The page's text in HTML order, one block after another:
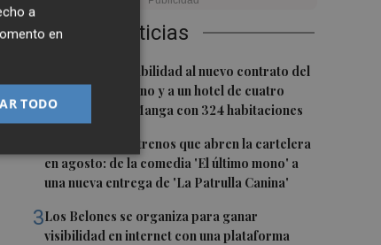
Últimas Noticias
San Javier da viabilidad al nuevo contrato del
transporte urbano y a un hotel de cuatro
estrellas en La Manga con 324 habitaciones
Estos son los estrenos que abren la cartelera
en agosto: de la comedia 'El último mono' a
una nueva entrega de 'La Patrulla Canina'
3Los Belones se organiza para ganar
visibilidad en internet con una plataforma
a
en
TODO